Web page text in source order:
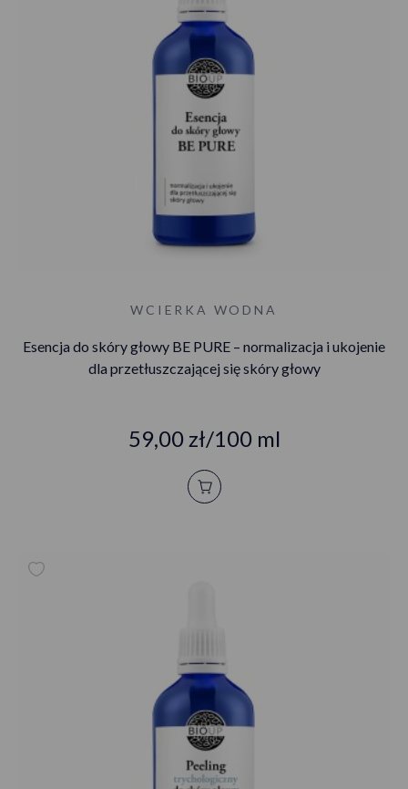
WCIERKA WODNA
Esencja do skóry głowy BE PURE – normalizacja i ukojenie
dla przetłuszczającej się skóry głowy
59,00 zł/100 ml